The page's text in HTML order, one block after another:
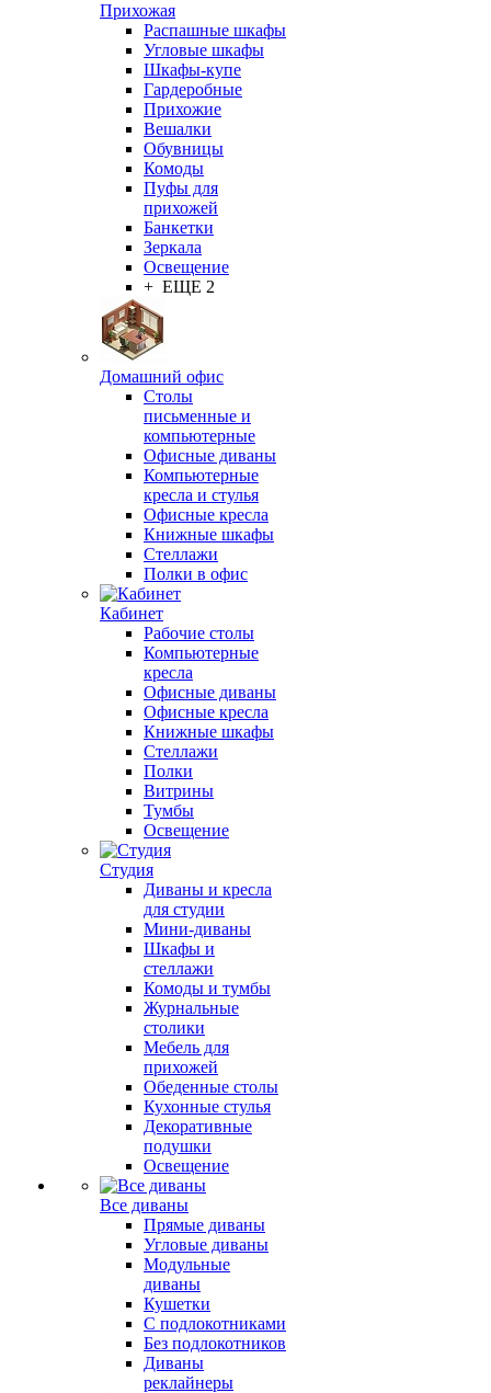
Прихожая
Распашные шкафы
Угловые шкафы
Шкафы-купе
Гардеробные
Прихожие
Вешалки
Обувницы
Комоды
Пуфы для
прихожей
Банкетки
Зеркала
Освещение
+ ЕЩЕ 2
Домашний офис
Столы
письменные и
компьютерные
Офисные диваны
Компьютерные
кресла и стулья
Офисные кресла
Книжные шкафы
Стеллажи
Полки в офис
Кабинет
Рабочие столы
Компьютерные
кресла
Офисные диваны
Офисные кресла
Книжные шкафы
Стеллажи
Полки
Витрины
Тумбы
Освещение
Студия
Диваны и кресла
для студии
Мини-диваны
Шкафы и
стеллажи
Комоды и тумбы
Журнальные
столики
Мебель для
прихожей
Обеденные столы
Кухонные стулья
Декоративные
подушки
Освещение
Все диваны
Прямые диваны
Угловые диваны
Модульные
диваны
Кушетки
С подлокотниками
Без подлокотников
Диваны
реклайнеры